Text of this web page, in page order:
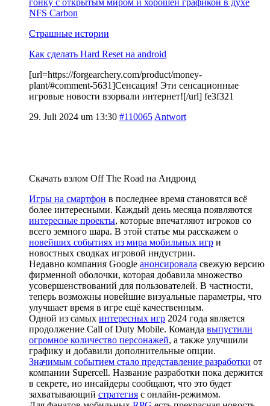
NFS Carbon
Страшные истории
Как сделать Hard Reset на android
[url=https://forgearchery.com/product/money-
plant/#comment-5631]Сенсация! Эти сенсационные
игровые новости взорвали интернет![/url] fe3f321
29. Juli 2024 um 13:30 #110065 Antwort
Скачать взлом Off The Road на Андроид
Игры на смартфон в последнее время становятся всё
более интересными. Каждый день месяца появляются
интересные проекты, которые впечатляют игроков со
всего земного шара. В этой статье мы расскажем о
новейших событиях из мира мобильных игр и
новостных сводках игровой индустрии.
Недавно компания Google анонсировала свежую версию
фирменной оболочки, которая добавила множество
усовершенствований для пользователей. В частности,
теперь возможны новейшие визуальные параметры, что
улучшает время в игре ещё качественным.
Одной из самых интересных игр 2024 года является
продолжение Call of Duty Mobile. Команда выпустили
огромное количество персонажей, а также улучшили
графику и добавили дополнительные опции.
Значимым событием стало представление разработки от
компании Supercell. Название разработки пока держится
в секрете, но инсайдеры сообщают, что это будет
захватывающий стратегия с онлайн-режимом.